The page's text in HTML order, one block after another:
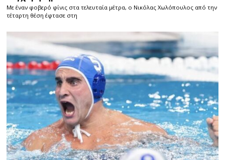
Με έναν φοβερό φίνις στα τελευταία μέτρα, ο Νικόλας Χωλόπουλος από την
τέταρτη θέση έφτασε στη